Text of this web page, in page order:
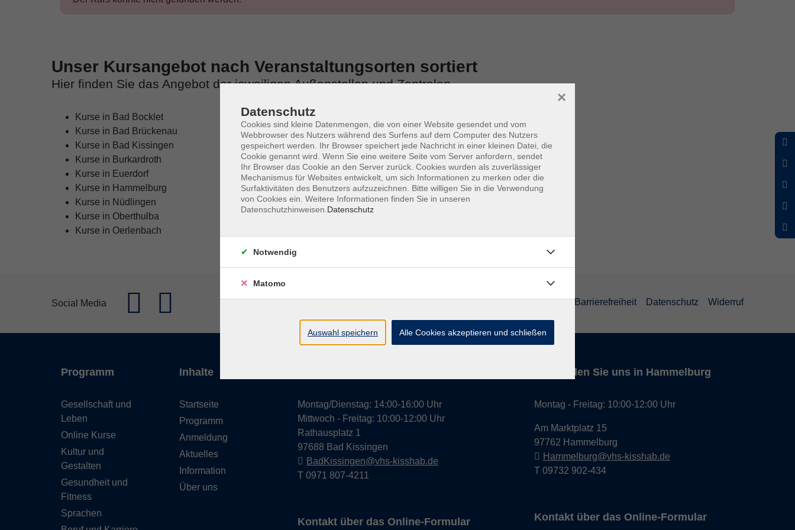
Unser Kursangebot nach Veranstaltungsorten sortiert
Hier finden Sie das Angebot der jeweiligen Außenstellen und Zentralen
Kurse in Bad Bocklet
Kurse in Bad Brückenau
Kurse in Bad Kissingen
Kurse in Burkardroth
Kurse in Euerdorf
Kurse in Hammelburg
Kurse in Nüdlingen
Kurse in Oberthulba
Kurse in Oerlenbach
Social Media Widerrufsrecht Impressum AGB Barrierefreiheit Datenschutz Widerruf
Programm
Gesellschaft und
Leben
Online Kurse
Kultur und
Gestalten
Gesundheit und
Fitness
Sprachen
Inhalte
Startseite
Programm
Anmeldung
Aktuelles
Information
Über uns
Montag/Dienstag: 14:00-16:00 Uhr
Mittwoch - Freitag: 10:00-12:00 Uhr
Rathausplatz 1
97688 Bad Kissingen
BadKissingen@vhs-kisshab.de
T 0971 807-4211
Kontakt über das Online-Formular
Hier finden Sie uns in Hammelburg
Montag - Freitag: 10:00-12:00 Uhr
Am Marktplatz 15
97762 Hammelburg
Hammelburg@vhs-kisshab.de
T 09732 902-434
Kontakt über das Online-Formular
Datenschutz
Cookies sind kleine Datenmengen, die von einer Website gesendet und vom
Webbrowser des Nutzers während des Surfens auf dem Computer des Nutzers
gespeichert werden. Ihr Browser speichert jede Nachricht in einer kleinen Datei, die
Cookie genannt wird. Wenn Sie eine weitere Seite vom Server anfordern, sendet
Ihr Browser das Cookie an den Server zurück. Cookies wurden als zuverlässiger
Mechanismus für Websites entwickelt, um sich Informationen zu merken oder die
Surfaktivitäten des Benutzers aufzuzeichnen. Bitte willigen Sie in die Verwendung
von Cookies ein. Weitere Informationen finden Sie in unseren
Datenschutzhinweisen. Datenschutz
×
Notwendig
Matomo
Auswahl speichern Alle Cookies akzeptieren und schließen